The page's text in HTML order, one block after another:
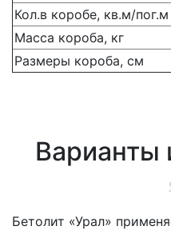
Кол.в коробе, кв.м/пог.м
Масса короба, кг
Размеры короба, см
Варианты
Бетолит «Урал»